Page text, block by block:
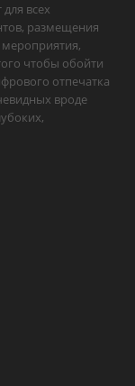
всех
размещения
чтобы обойти
отпечатка
вроде